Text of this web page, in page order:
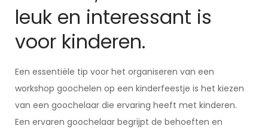
leuk en interessant is
voor kinderen.
Een essentiële tip voor het organiseren van een
workshop goochelen op een kinderfeestje is het kiezen
van een goochelaar die ervaring heeft met kinderen.
Een ervaren goochelaar begrijpt de behoeften en